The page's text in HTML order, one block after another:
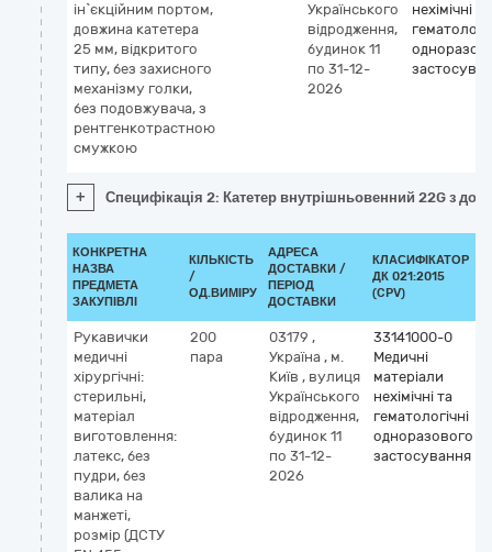
ін`єкційним портом,
довжина катетера
25 мм, відкритого
типу, без захисного
механізму голки,
без подовжувача, з
рентгенкотрастною
смужкою
Українського
відродження,
будинок 11
по 31-12-
2026
нехімічні та
+ Специфікація 2: Катетер внутрішньовенний 22G з
КОНКРЕТНА
НАЗВА
ПРЕДМЕТА
ЗАКУПІВЛІ
КІЛЬКІСТЬ
/
ОД.ВИМІРУ
АДРЕСА
ДОСТАВКИ /
ПЕРІОД
ДОСТАВКИ
КЛАСИФІКАТОР
ДК 021:2015
(CPV)
Рукавички
медичні
хірургічні:
стерильні,
матеріал
виготовлення:
латекс, без
пудри, без
валика на
манжеті,
розмір (ДСТУ
200
пара
03179 ,
Україна , м.
Київ , вулиця
Українського
відродження,
будинок 11
по 31-12-
2026
33141000-0
Медичні
матеріали
нехімічні та
гематологічні
одноразового
застосування